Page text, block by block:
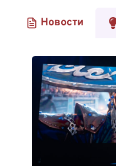
Новости